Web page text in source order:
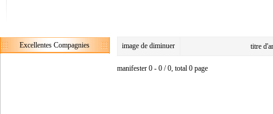
Excellentes Compagnies image de diminuer titre
manifester 0 - 0 / 0, total 0 page